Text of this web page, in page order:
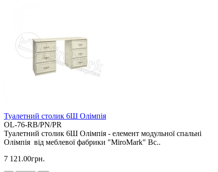
Туалетний столик 6Ш Олімпія
OL-76-RB/PN/PR
Туалетний столик 6Ш Олімпія - елемент модульної спальні
Олімпія від меблевої фабрики "MiroMark" Вс..
7 121.00грн.